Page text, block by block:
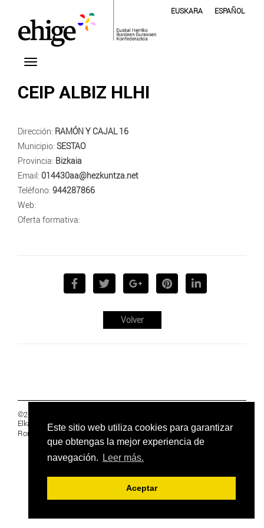
Este sitio web utiliza cookies para garantizar
que obtengas la mejor experiencia de
navegación.
Leer más.
Aceptar
EUSKARA ESPAÑOL
CEIP ALBIZ HLHI
Dirección: RAMÓN Y CAJAL 16
Municipio: SESTAO
Provincia: Bizkaia
Email: 014430aa@hezkuntza.net
Teléfono: 944287866
Web:
Oferta formativa:
Volver
©2019 Euskal Herriko Ikasleen Gurasoen
Elkartea -PRIVACIDAD
Ronda 27, 1 Ezk, 48005 Bilbao, Bizkaia